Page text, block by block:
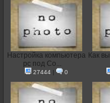
Настройка компьютера
pc под Co...
27444| 0
Как